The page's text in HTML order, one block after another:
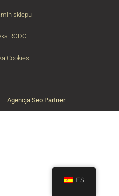
sklepu
RODO
Cookies
– Agencja Seo Partner
ES